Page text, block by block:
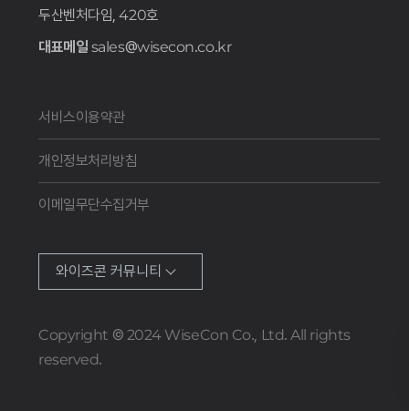
두산벤처다임, 420호
대표메일 sales@wisecon.co.kr
서비스이용약관
개인정보처리방침
이메일무단수집거부
와이즈콘 커뮤니티
Copyright © 2024 WiseCon Co., Ltd. All rights
reserved.